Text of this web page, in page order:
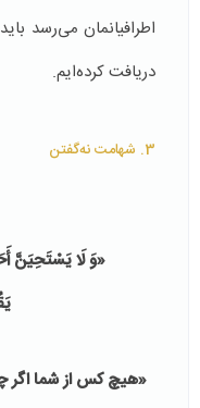
اطرافیانمان می‌رسد
دریافت کرده‌ایم.
3. شهامت نه‌گفتن
«وَ لَا يَسْتَحِيَنَّ
«هيچ کس از شما اگر